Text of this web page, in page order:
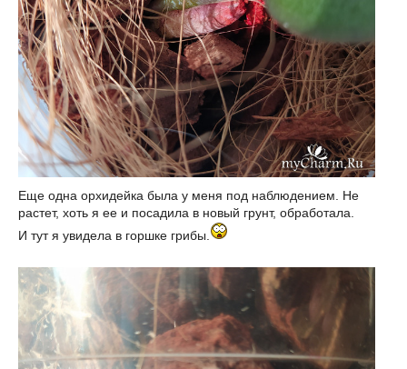
Еще одна орхидейка была у меня под наблюдением. Не
растет, хоть я ее и посадила в новый грунт, обработала.
И тут я увидела в горшке грибы.